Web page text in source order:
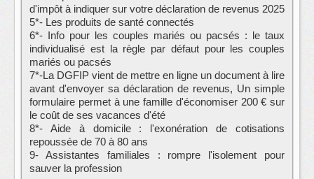
d'impôt à indiquer sur votre déclaration de revenus 2025
5*- Les produits de santé connectés
6*- Info pour les couples mariés ou pacsés : le taux
individualisé est la règle par défaut pour les couples
mariés ou pacsés
7*-La DGFIP vient de mettre en ligne un document à lire
avant d'envoyer sa déclaration de revenus, Un simple
formulaire permet à une famille d'économiser 200 € sur
le coût de ses vacances d'été
8*- Aide à domicile : l'exonération de cotisations
repoussée de 70 à 80 ans
9- Assistantes familiales : rompre l'isolement pour
sauver la profession